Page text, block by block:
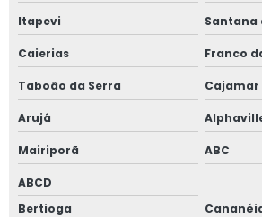
Janela anti ruído sobrepor
Janela anti ruído de sobrepor slim
Janela anti ruído sobreposta
Janela anti ruido sp
Janela anti som
Itapevi Santana
Caierias Franco
Taboão da Serra Cajamar
Arujá
Mairiporã ABC
ABCD
Bertioga